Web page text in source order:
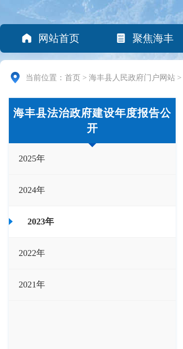
网站首页 聚焦海丰
当前位置： 首页 > 海丰县人民政府门户网站 >
海丰县法治政府建设年度报告公
开
2025年
2024年
2023年
2022年
2021年